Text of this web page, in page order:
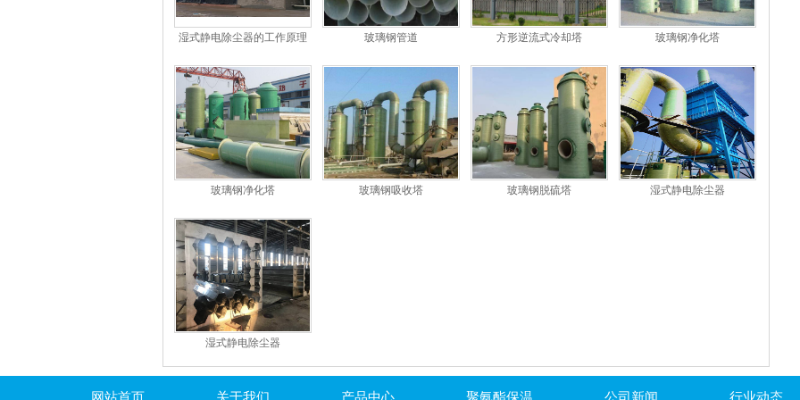
湿式静电除尘器的工作原理
玻璃钢管道 方形逆流式冷却塔 玻璃钢净化塔
玻璃钢净化塔 玻璃钢吸收塔 玻璃钢脱硫塔 湿式静电除尘器
湿式静电除尘器